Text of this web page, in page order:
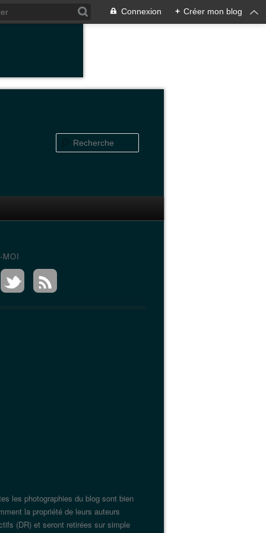
Connexion + Créer mon blog
les photographies du blog sont bien
la propriété de leurs auteurs
(DR) et seront retirées sur simple